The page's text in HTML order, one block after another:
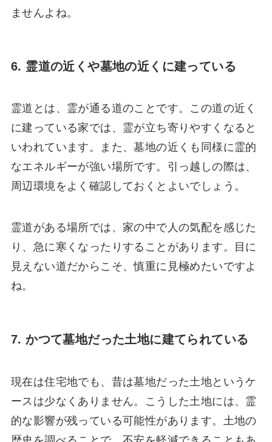
ませんよね。
6. 霊道の近くや墓地の近くに建っている
霊道とは、霊が通る道のことです。この道の近く
に建っている家では、霊が立ち寄りやすくなると
いわれています。また、墓地の近くも同様に霊的
なエネルギーが強い場所です。引っ越しの際は、
周辺環境をよく確認しておくとよいでしょう。
霊道がある場所では、家の中で人の気配を感じた
り、急に寒くなったりすることがあります。目に
見えない道だからこそ、慎重に見極めたいですよ
ね。
7. かつて墓地だった土地に建てられている
現在は住宅地でも、昔は墓地だった土地というケ
ースは少なくありません。こうした土地には、霊
的な影響が残っている可能性があります。土地の